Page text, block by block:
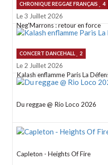
CHRONIQUE REGGAE FRANÇAIS 4
Le 3 Juillet 2026
Neg'Marrons : retour en force
CONCERT DANCEHALL 2
Le 2 Juillet 2026
Kalash enflamme Paris La
Du reggae @ Rio Loco 2026
Capleton - Heights Of Fire